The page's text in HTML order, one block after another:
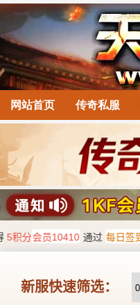
网站首页 传奇私服